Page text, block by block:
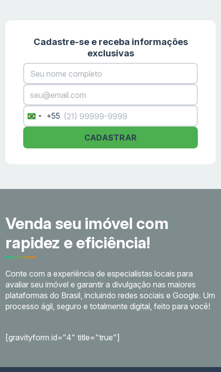
Cadastre-se e receba informações
exclusivas
Brazil
+55
+55
CADASTRAR
Venda seu imóvel com
rapidez e eficiência!
Conte com a experiência de especialistas locais para
avaliar seu imóvel e garantir a divulgação nas maiores
plataformas do Brasil, incluindo redes sociais e Google. Um
processo ágil, seguro e totalmente digital, feito para você!
[gravityform id="4" title="true"]